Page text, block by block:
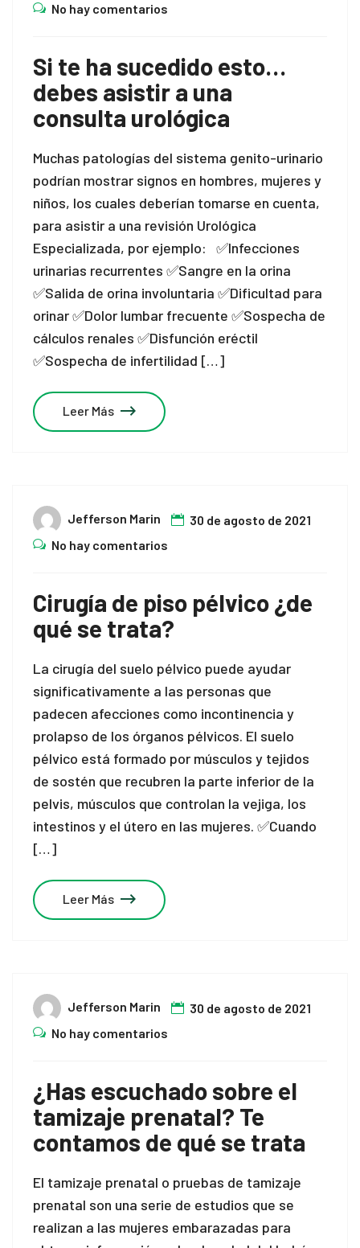
No hay comentarios
Si te ha sucedido esto…
debes asistir a una
consulta urológica
Muchas patologías del sistema genito-urinario
podrían mostrar signos en hombres, mujeres y
niños, los cuales deberían tomarse en cuenta,
para asistir a una revisión Urológica
Especializada, por ejemplo: ✅Infecciones
urinarias recurrentes ✅Sangre en la orina
✅Salida de orina involuntaria ✅Dificultad para
orinar ✅Dolor lumbar frecuente ✅Sospecha de
cálculos renales ✅Disfunción eréctil
✅Sospecha de infertilidad […]
Leer Más
Jefferson Marin
30 de agosto de 2021
No hay comentarios
Cirugía de piso pélvico ¿de
qué se trata?
La cirugía del suelo pélvico puede ayudar
significativamente a las personas que
padecen afecciones como incontinencia y
prolapso de los órganos pélvicos. El suelo
pélvico está formado por músculos y tejidos
de sostén que recubren la parte inferior de la
pelvis, músculos que controlan la vejiga, los
intestinos y el útero en las mujeres. ✅Cuando
[…]
Leer Más
Jefferson Marin
30 de agosto de 2021
No hay comentarios
¿Has escuchado sobre el
tamizaje prenatal? Te
contamos de qué se trata
El tamizaje prenatal o pruebas de tamizaje
prenatal son una serie de estudios que se
realizan a las mujeres embarazadas para